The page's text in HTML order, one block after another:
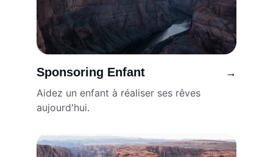
Sponsoring Enfant
Aidez un enfant à réaliser ses rêves
aujourd'hui.
→